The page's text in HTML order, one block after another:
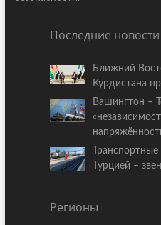
Последние новости
Ближний
Курдистана
Вашингтон –
Турцией –
Регионы